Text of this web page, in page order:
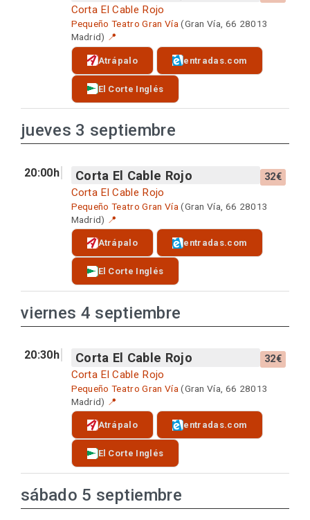
Corta El Cable Rojo
Pequeño Teatro Gran Vía(Gran Vía, 66 28013
Madrid) 📍
Atrápalo entradas.com
El Corte Inglés
jueves 3 septiembre
20:00h Corta El Cable Rojo 32€
Corta El Cable Rojo
Pequeño Teatro Gran Vía (Gran Vía, 66 28013
Madrid) 📍
Atrápalo entradas.com
El Corte Inglés
viernes 4 septiembre
20:30h Corta El Cable Rojo 32€
Corta El Cable Rojo
Pequeño Teatro Gran Vía (Gran Vía, 66 28013
Madrid) 📍
Atrápalo entradas.com
El Corte Inglés
sábado 5 septiembre